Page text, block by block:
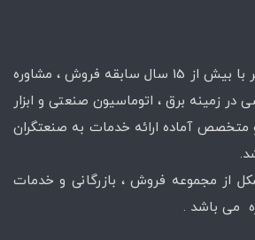
شرکت آریا الکتریک مهر با بیش از 15 سال سابقه فروش ، مشاوره
زمینه برق ، اتوماسیون صنعتی و ابزار
آماده ارائه خدمات به صنعتگران
از مجموعه فروش ، بازرگانی و خدمات
می باشد .